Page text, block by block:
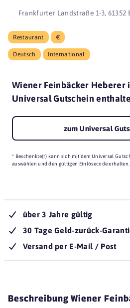
Frankfurter Landstraße 1-3, 61352
Restaurant €
Deutsch International
Wiener Feinbäcker Heberer
Universal Gutschein
zum Universal
* Beschenkte(r) kann sich mit dem Universal
auswählen und den gültigen Einlösecode erhalten.
über 3 Jahre gültig
30 Tage Geld-zurück-
Versand per E-Mail / Post
Beschreibung Wiener